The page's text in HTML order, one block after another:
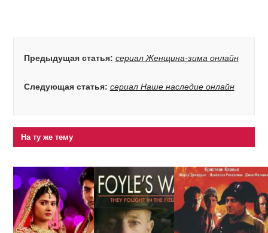
Предыдущая статья: сериал Женщина-зима онлайн
Следующая статья: сериал Наше наследие онлайн
На ту же тему